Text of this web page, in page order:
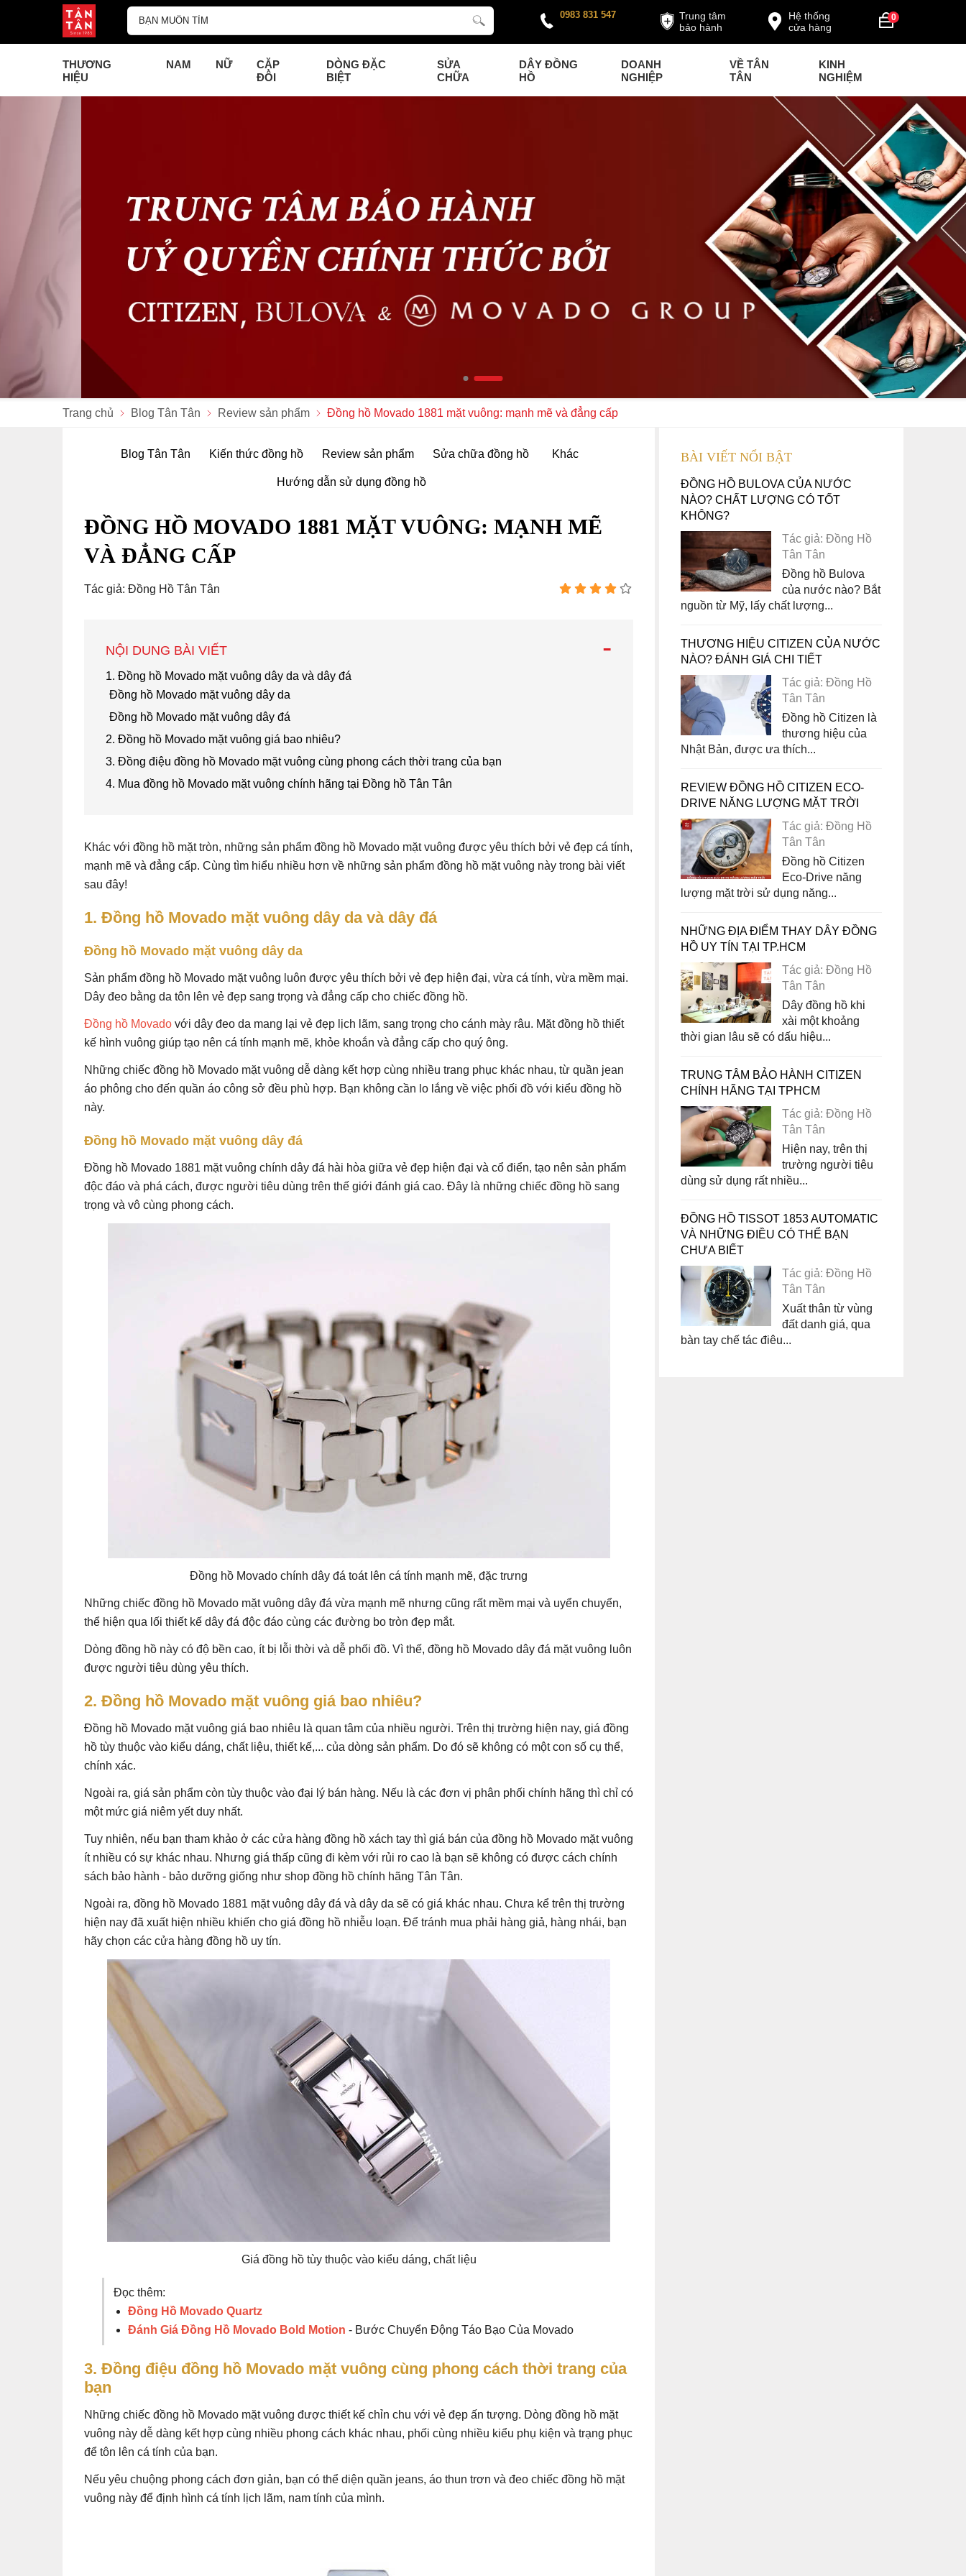
0
Hệ thống
cửa hàng
Trung tâm
bảo hành
0983 831 547
THƯƠNG
HIỆU
NAM NỮ
CẶP
ĐÔI
DÒNG ĐẶC
BIỆT
SỬA
CHỮA
DÂY ĐỒNG
HỒ
DOANH
NGHIỆP
VỀ TÂN
TÂN
KINH
NGHIỆM
Trang chủ Blog Tân Tân Review sản phẩm Đồng hồ Movado 1881 mặt vuông: mạnh mẽ và đẳng cấp
Blog Tân Tân Kiến thức đồng hồ Review sản phẩm Sửa chữa đồng hồ Khác
Hướng dẫn sử dụng đồng hồ
ĐỒNG HỒ MOVADO 1881 MẶT VUÔNG: MẠNH MẼ
VÀ ĐẲNG CẤP
Tác giả: Đồng Hồ Tân Tân
-
NỘI DUNG BÀI VIẾT
1. Đồng hồ Movado mặt vuông dây da và dây đá
Đồng hồ Movado mặt vuông dây da
Đồng hồ Movado mặt vuông dây đá
2. Đồng hồ Movado mặt vuông giá bao nhiêu?
3. Đồng điệu đồng hồ Movado mặt vuông cùng phong cách thời trang của bạn
4. Mua đồng hồ Movado mặt vuông chính hãng tại Đồng hồ Tân Tân
Khác với đồng hồ mặt tròn, những sản phẩm đồng hồ Movado mặt vuông được yêu thích bởi vẻ đẹp cá tính,
mạnh mẽ và đẳng cấp. Cùng tìm hiểu nhiều hơn về những sản phẩm đồng hồ mặt vuông này trong bài viết
sau đây!
1. Đồng hồ Movado mặt vuông dây da và dây đá
Đồng hồ Movado mặt vuông dây da
Sản phẩm đồng hồ Movado mặt vuông luôn được yêu thích bởi vẻ đẹp hiện đại, vừa cá tính, vừa mềm mại.
Dây đeo bằng da tôn lên vẻ đẹp sang trọng và đẳng cấp cho chiếc đồng hồ.
Đồng hồ Movado với dây đeo da mang lại vẻ đẹp lịch lãm, sang trọng cho cánh mày râu. Mặt đồng hồ thiết
kế hình vuông giúp tạo nên cá tính mạnh mẽ, khỏe khoắn và đẳng cấp cho quý ông.
Những chiếc đồng hồ Movado mặt vuông dễ dàng kết hợp cùng nhiều trang phục khác nhau, từ quần jean
áo phông cho đến quần áo công sở đều phù hợp. Bạn không cần lo lắng về việc phối đồ với kiểu đồng hồ
này.
Đồng hồ Movado mặt vuông dây đá
Đồng hồ Movado 1881 mặt vuông chính dây đá hài hòa giữa vẻ đẹp hiện đại và cổ điển, tạo nên sản phẩm
độc đáo và phá cách, được người tiêu dùng trên thế giới đánh giá cao. Đây là những chiếc đồng hồ sang
trọng và vô cùng phong cách.
Đồng hồ Movado chính dây đá toát lên cá tính mạnh mẽ, đặc trưng
Những chiếc đồng hồ Movado mặt vuông dây đá vừa mạnh mẽ nhưng cũng rất mềm mại và uyển chuyển,
thể hiện qua lối thiết kế dây đá độc đáo cùng các đường bo tròn đẹp mắt.
Dòng đồng hồ này có độ bền cao, ít bị lỗi thời và dễ phối đồ. Vì thế, đồng hồ Movado dây đá mặt vuông luôn
được người tiêu dùng yêu thích.
2. Đồng hồ Movado mặt vuông giá bao nhiêu?
Đồng hồ Movado mặt vuông giá bao nhiêu là quan tâm của nhiều người. Trên thị trường hiện nay, giá đồng
hồ tùy thuộc vào kiểu dáng, chất liệu, thiết kế,... của dòng sản phẩm. Do đó sẽ không có một con số cụ thể,
chính xác.
Ngoài ra, giá sản phẩm còn tùy thuộc vào đại lý bán hàng. Nếu là các đơn vị phân phối chính hãng thì chỉ có
một mức giá niêm yết duy nhất.
Tuy nhiên, nếu bạn tham khảo ở các cửa hàng đồng hồ xách tay thì giá bán của đồng hồ Movado mặt vuông
ít nhiều có sự khác nhau. Nhưng giá thấp cũng đi kèm với rủi ro cao là bạn sẽ không có được cách chính
sách bảo hành - bảo dưỡng giống như shop đồng hồ chính hãng Tân Tân.
Ngoài ra, đồng hồ Movado 1881 mặt vuông dây đá và dây da sẽ có giá khác nhau. Chưa kể trên thị trường
hiện nay đã xuất hiện nhiều khiến cho giá đồng hồ nhiễu loạn. Để tránh mua phải hàng giả, hàng nhái, bạn
hãy chọn các cửa hàng đồng hồ uy tín.
Giá đồng hồ tùy thuộc vào kiểu dáng, chất liệu
Đọc thêm:
Đồng Hồ Movado Quartz
Đánh Giá Đồng Hồ Movado Bold Motion - Bước Chuyển Động Táo Bạo Của Movado
3. Đồng điệu đồng hồ Movado mặt vuông cùng phong cách thời trang của
bạn
Những chiếc đồng hồ Movado mặt vuông được thiết kế chỉn chu với vẻ đẹp ấn tượng. Dòng đồng hồ mặt
vuông này dễ dàng kết hợp cùng nhiều phong cách khác nhau, phối cùng nhiều kiểu phụ kiện và trạng phục
để tôn lên cá tính của bạn.
Nếu yêu chuộng phong cách đơn giản, bạn có thể diện quần jeans, áo thun trơn và đeo chiếc đồng hồ mặt
vuông này để định hình cá tính lịch lãm, nam tính của mình.
BÀI VIẾT NỔI BẬT
ĐỒNG HỒ BULOVA CỦA NƯỚC
NÀO? CHẤT LƯỢNG CÓ TỐT
KHÔNG?
Tác giả: Đồng Hồ
Tân Tân
Đồng hồ Bulova
của nước nào? Bắt
nguồn từ Mỹ, lấy chất lượng...
THƯƠNG HIỆU CITIZEN CỦA NƯỚC
NÀO? ĐÁNH GIÁ CHI TIẾT
Tác giả: Đồng Hồ
Tân Tân
Đồng hồ Citizen là
thương hiệu của
Nhật Bản, được ưa thích...
REVIEW ĐỒNG HỒ CITIZEN ECO-
DRIVE NĂNG LƯỢNG MẶT TRỜI
Tác giả: Đồng Hồ
Tân Tân
Đồng hồ Citizen
Eco-Drive năng
lượng mặt trời sử dụng năng...
NHỮNG ĐỊA ĐIỂM THAY DÂY ĐỒNG
HỒ UY TÍN TẠI TP.HCM
Tác giả: Đồng Hồ
Tân Tân
Dây đồng hồ khi
xài một khoảng
thời gian lâu sẽ có dấu hiệu...
TRUNG TÂM BẢO HÀNH CITIZEN
CHÍNH HÃNG TẠI TPHCM
Tác giả: Đồng Hồ
Tân Tân
Hiện nay, trên thị
trường người tiêu
dùng sử dụng rất nhiều...
ĐỒNG HỒ TISSOT 1853 AUTOMATIC
VÀ NHỮNG ĐIỀU CÓ THỂ BẠN
CHƯA BIẾT
Tác giả: Đồng Hồ
Tân Tân
Xuất thân từ vùng
đất danh giá, qua
bàn tay chế tác điêu...